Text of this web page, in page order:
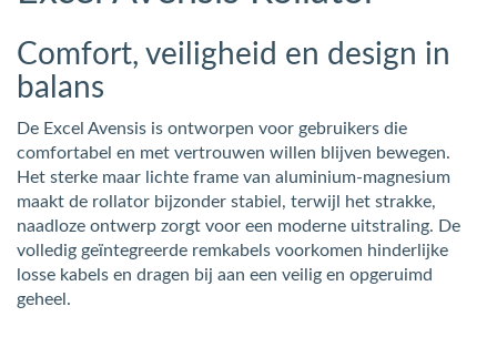
Comfort, veiligheid en design in
balans
De Excel Avensis is ontworpen voor gebruikers die
comfortabel en met vertrouwen willen blijven bewegen.
Het sterke maar lichte frame van aluminium-magnesium
maakt de rollator bijzonder stabiel, terwijl het strakke,
naadloze ontwerp zorgt voor een moderne uitstraling. De
volledig geïntegreerde remkabels voorkomen hinderlijke
losse kabels en dragen bij aan een veilig en opgeruimd
geheel.